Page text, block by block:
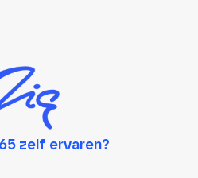
zelf ervaren?